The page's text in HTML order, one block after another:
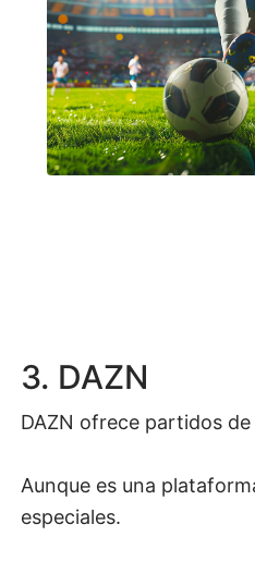
3. DAZN
DAZN ofrece partidos
Aunque es una
especiales.